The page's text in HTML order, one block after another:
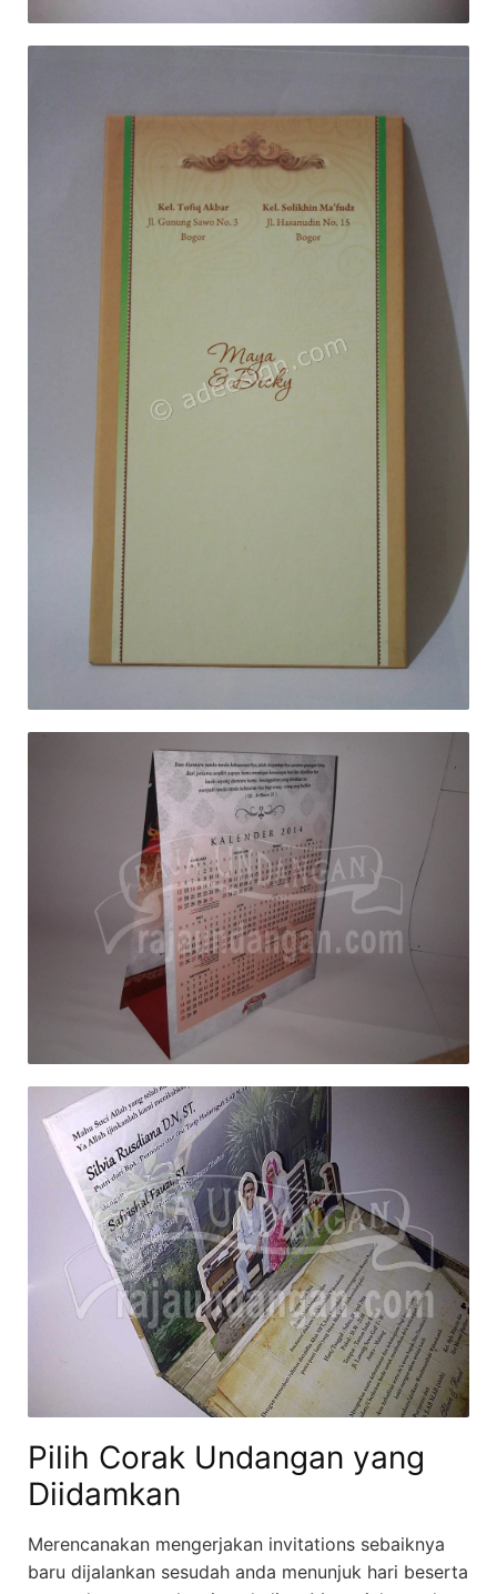
Pilih Corak Undangan yang
Diidamkan
Merencanakan mengerjakan invitations sebaiknya
baru dijalankan sesudah anda menunjuk hari beserta